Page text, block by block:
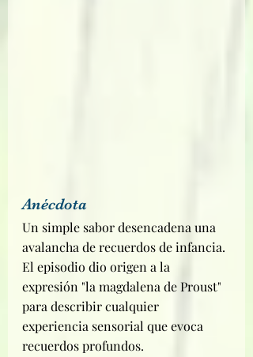
Anécdota
Un simple sabor desencadena una
avalancha de recuerdos de infancia.
El episodio dio origen a la
expresión "la magdalena de Proust"
para describir cualquier
experiencia sensorial que evoca
recuerdos profundos.